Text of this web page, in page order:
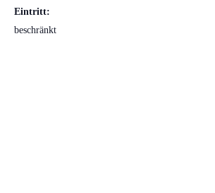
Eintritt:
beschränkt